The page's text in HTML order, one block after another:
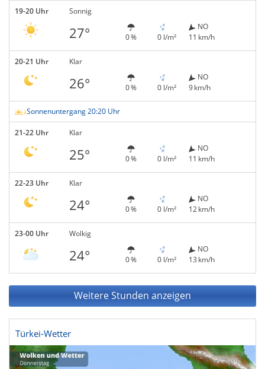
19-20 Uhr Sonnig
27° 0 % 0 l/m²
NO
11 km/h
20-21 Uhr Klar
26° 0 % 0 l/m²
NO
9 km/h
Sonnenuntergang 20:20 Uhr
21-22 Uhr Klar
25° 0 % 0 l/m²
NO
11 km/h
22-23 Uhr Klar
24° 0 % 0 l/m²
NO
12 km/h
23-00 Uhr Wolkig
24° 0 % 0 l/m²
NO
13 km/h
Weitere Stunden anzeigen
Türkei-Wetter